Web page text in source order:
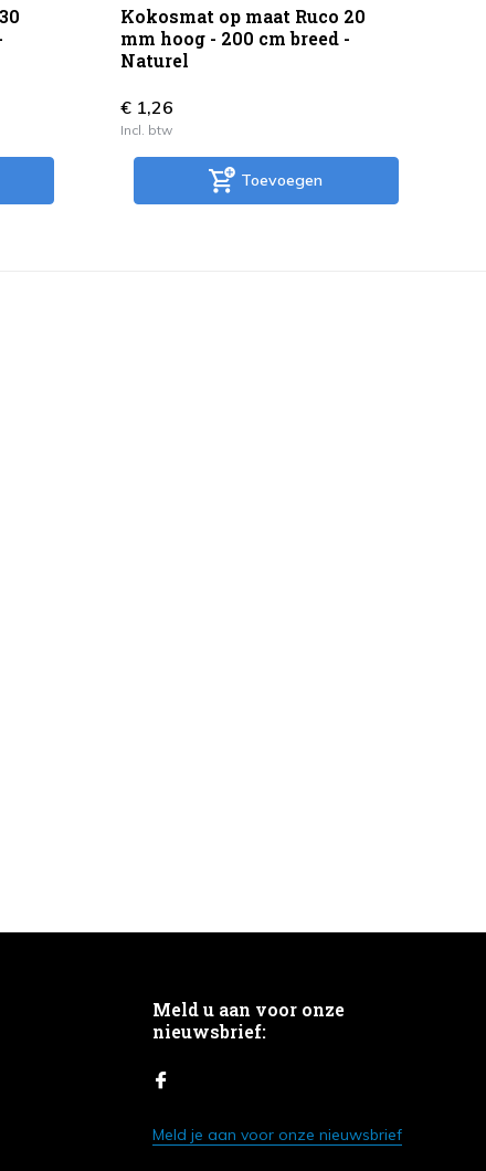
Kokosmat op maat Ruco 20
mm hoog - 200 cm breed -
Naturel
€ 1,26
Incl. btw
Toevoegen
Meld u aan voor onze
nieuwsbrief:
Meld je aan voor onze nieuwsbrief